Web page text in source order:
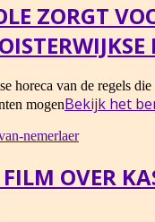
ZORGT
horeca van de regels
mogenBekijk het
OVER